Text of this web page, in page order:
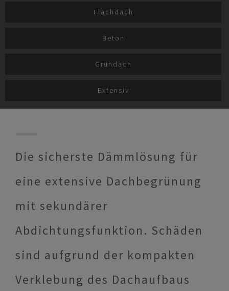
Flachdach
Beton
Gründach
Extensiv
Die sicherste Dämmlösung für
eine extensive Dachbegrünung
mit sekundärer
Abdichtungsfunktion. Schäden
sind aufgrund der kompakten
Verklebung des Dachaufbaus